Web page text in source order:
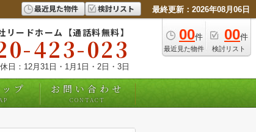
最近見た物件 検討リスト 最終更新：2026年08月06日
00件
最近見た物件
00件
検討リスト
リードホーム【通話料無料】
423-023
日：12月31日・1月1日・2日・3日
プ お問い合わせ
CONTACT